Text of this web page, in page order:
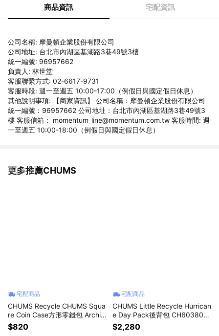
商品資訊 宅配資訊
公司名稱: 摩曼頓企業股份有限公司
公司地址: 台北市內湖區基湖路3巷49號3樓
統一編號: 96957662
負責人: 林世堂
客服聯繫方式: 02-6617-9731
客服時段: 週一至週五 10:00-17:00（例假日與國定假日休息）
其他說明事項: 【商家資訊】 公司名稱：摩曼頓企業股份有限公司
統一編號：96957662 公司地址：台北市內湖區基湖路3巷49號3
樓 客服信箱： momentum_line@momentum.com.tw 客服時間: 週
一至週五 10:00-18:00（例假日與國定假日休息）
更多推薦CHUMS
看更多
宅配商品
CHUMS Recycle CHUMS Squa
re Coin Case方形零錢包 Archiv
e CH604027Z401
$820
宅配商品
CHUMS Little Recycle Hurrican
e Day Pack後背包 CH603804
C101
$2,280